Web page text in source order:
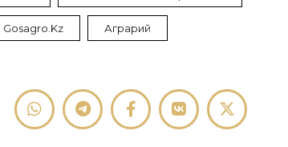
Gosagro.kz Аграрий